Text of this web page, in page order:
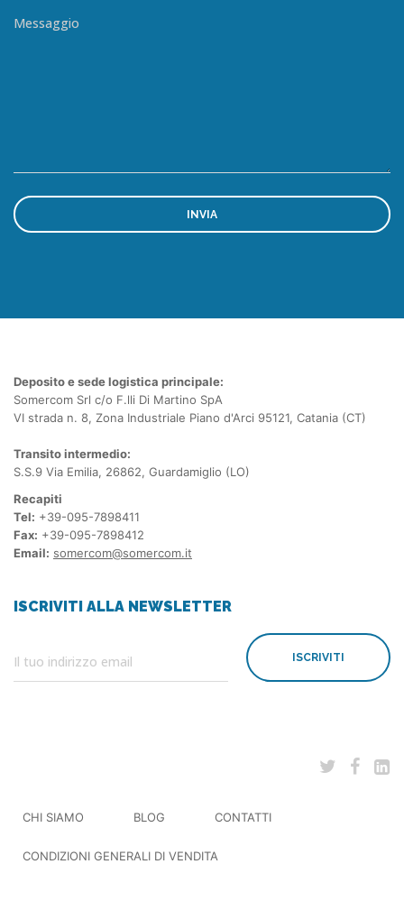
Deposito e sede logistica principale:
Somercom Srl c/o F.lli Di Martino SpA
VI strada n. 8, Zona Industriale Piano d'Arci 95121, Catania (CT)
Transito intermedio:
S.S.9 Via Emilia, 26862, Guardamiglio (LO)
Recapiti
Tel: +39-095-7898411
Fax: +39-095-7898412
Email: somercom@somercom.it
ISCRIVITI ALLA NEWSLETTER
ISCRIVITI
CHI SIAMO BLOG CONTATTI
CONDIZIONI GENERALI DI VENDITA